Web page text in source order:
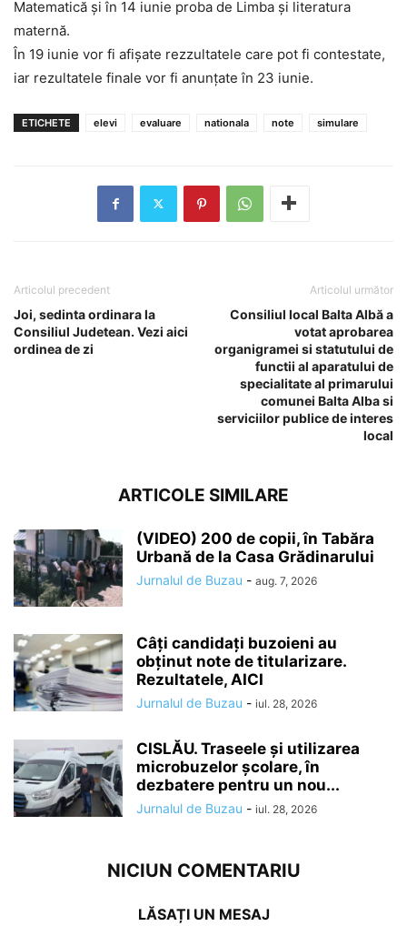
Matematică şi în 14 iunie proba de Limba şi literatura
maternă.
În 19 iunie vor fi afişate rezzultatele care pot fi contestate,
iar rezultatele finale vor fi anunţate în 23 iunie.
ETICHETE elevi evaluare nationala note simulare
Articolul precedent
Joi, sedinta ordinara la
Consiliul Judetean. Vezi aici
ordinea de zi
Articolul următor
Consiliul local Balta Albă a
votat aprobarea
organigramei si statutului de
functii al aparatului de
specialitate al primarului
comunei Balta Alba si
serviciilor publice de interes
local
ARTICOLE SIMILARE
(VIDEO) 200 de copii, în Tabăra
Urbană de la Casa Grădinarului
Jurnalul de Buzau - aug. 7, 2026
Câți candidați buzoieni au
obținut note de titularizare.
Rezultatele, AICI
Jurnalul de Buzau - iul. 28, 2026
CISLĂU. Traseele și utilizarea
microbuzelor școlare, în
dezbatere pentru un nou...
Jurnalul de Buzau - iul. 28, 2026
NICIUN COMENTARIU
LĂSAȚI UN MESAJ